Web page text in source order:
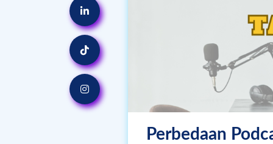
Perbedaan